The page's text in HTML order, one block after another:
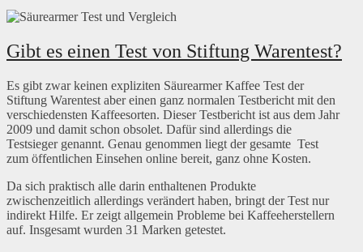
Gibt es einen Test von Stiftung Warentest?
Es gibt zwar keinen expliziten Säurearmer Kaffee Test der
Stiftung Warentest aber einen ganz normalen Testbericht mit den
verschiedensten Kaffeesorten. Dieser Testbericht ist aus dem Jahr
2009 und damit schon obsolet. Dafür sind allerdings die
Testsieger genannt. Genau genommen liegt der gesamte Test
zum öffentlichen Einsehen online bereit, ganz ohne Kosten.
Da sich praktisch alle darin enthaltenen Produkte
zwischenzeitlich allerdings verändert haben, bringt der Test nur
indirekt Hilfe. Er zeigt allgemein Probleme bei Kaffeeherstellern
auf. Insgesamt wurden 31 Marken getestet.